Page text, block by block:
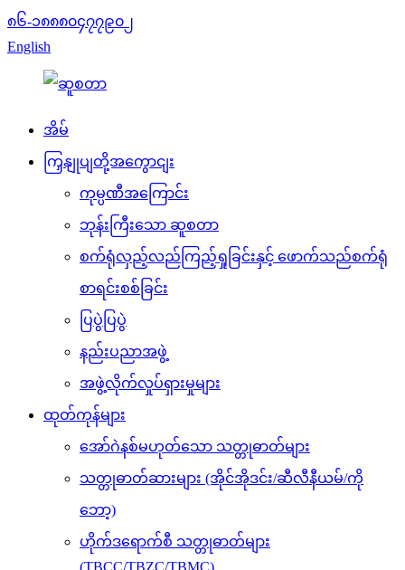
၈၆-၁၈၈၈၀၄၇၇၉၀၂
English
အိမ်
ကြှနျုပျတို့အကွောငျး
ကုမ္ပဏီအကြောင်း
ဘုန်းကြီးသော ဆူစတာ
စက်ရုံလှည့်လည်ကြည့်ရှုခြင်းနှင့် ဖောက်သည်စက်ရုံ
စာရင်းစစ်ခြင်း
ပြပွဲပြပွဲ
နည်းပညာအဖွဲ့
အဖွဲ့လိုက်လှုပ်ရှားမှုများ
ထုတ်ကုန်များ
အော်ဂဲနစ်မဟုတ်သော သတ္တုဓာတ်များ
သတ္တုဓာတ်ဆားများ (အိုင်အိုဒင်း/ဆီလီနီယမ်/ကို
ဘော့)
ဟိုက်ဒရောက်စီ သတ္တုဓာတ်များ
(TBCC/TBZC/TBMC)